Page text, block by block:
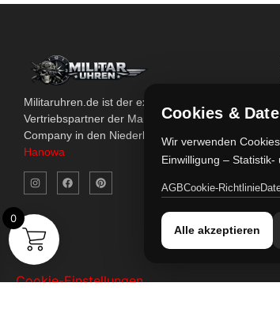
Militaruhren.de ist der exklusive Importeur und
Vertriebspartner der Marke Military Watch
Company in den Niederlanden. |
Swiss Military
Hanowa
Cookie-Einstellungen
Cookies &
Wir verwenden
Einwilligung –
AGBCookie-Richtlinie
Alle akzeptieren
0